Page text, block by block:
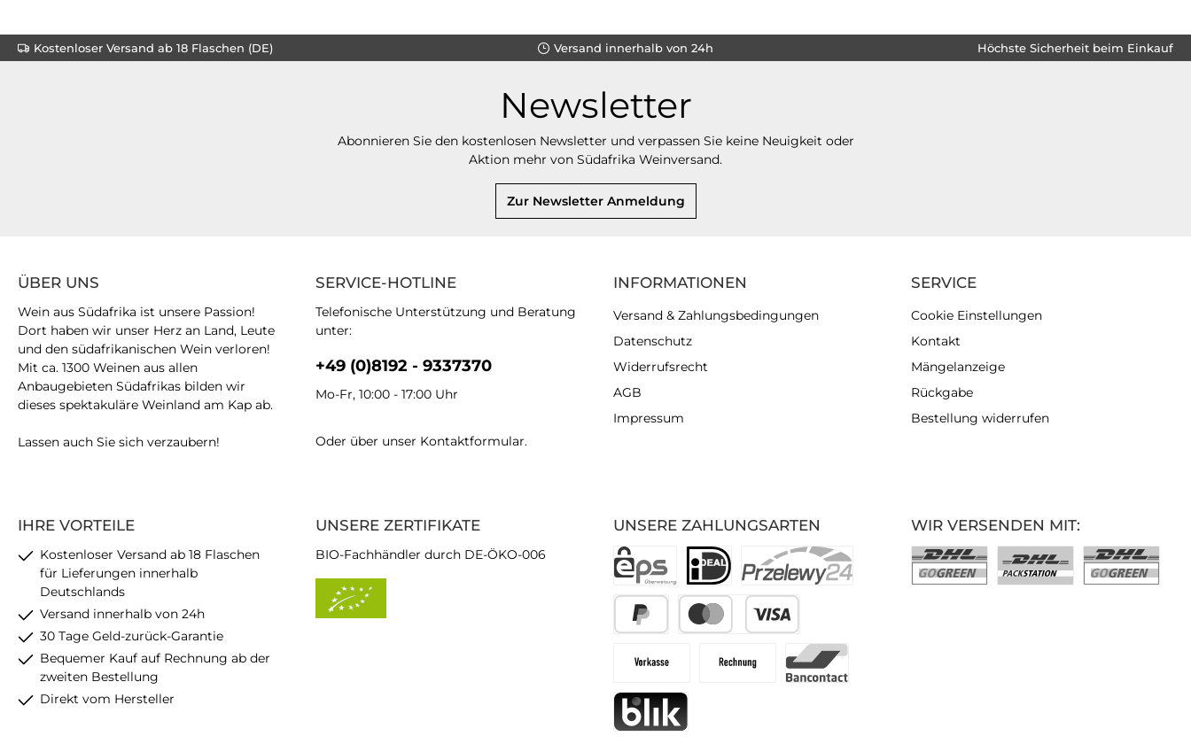
Kostenloser Versand ab 18 Flaschen (DE) Versand innerhalb von 24h Höchste Sicherheit beim Einkauf
Newsletter
Abonnieren Sie den kostenlosen Newsletter und verpassen Sie keine Neuigkeit oder
Aktion mehr von Südafrika Weinversand.
Zur Newsletter Anmeldung
SERVICE-HOTLINE
Telefonische Unterstützung und Beratung
unter:
+49 (0)8192 - 9337370
Mo-Fr, 10:00 - 17:00 Uhr
Oder über unser Kontaktformular.
IHRE VORTEILE
Kostenloser Versand ab 18 Flaschen
für Lieferungen innerhalb
Deutschlands
Versand innerhalb von 24h
30 Tage Geld-zurück-Garantie
Bequemer Kauf auf Rechnung ab der
zweiten Bestellung
Direkt vom Hersteller
UNSERE ZAHLUNGSARTEN
ÜBER UNS
Wein aus Südafrika ist unsere Passion!
Dort haben wir unser Herz an Land, Leute
und den südafrikanischen Wein verloren!
Mit ca. 1300 Weinen aus allen
Anbaugebieten Südafrikas bilden wir
dieses spektakuläre Weinland am Kap ab.
Lassen auch Sie sich verzaubern!
UNSERE ZERTIFIKATE
BIO-Fachhändler durch DE-ÖKO-006
INFORMATIONEN
Versand & Zahlungsbedingungen
Datenschutz
Widerrufsrecht
AGB
Impressum
SERVICE
Cookie Einstellungen
Kontakt
Mängelanzeige
Rückgabe
Bestellung widerrufen
WIR VERSENDEN MIT: